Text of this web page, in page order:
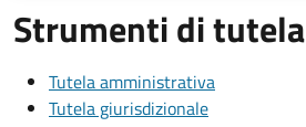
Strumenti di tutela
Tutela amministrativa
Tutela giurisdizionale